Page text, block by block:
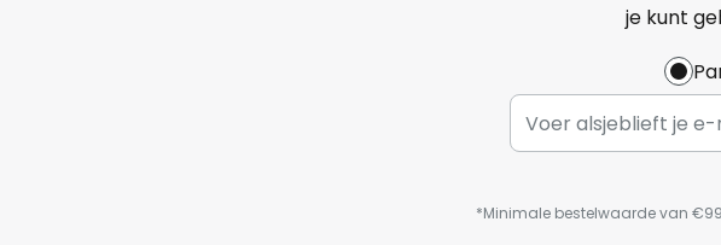
je kunt
*Minimale bestelwaarde van